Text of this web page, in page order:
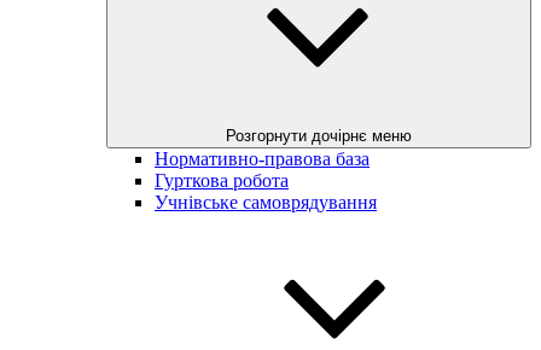
Розгорнути дочірнє меню
Нормативно-правова база
Гурткова робота
Учнівське самоврядування